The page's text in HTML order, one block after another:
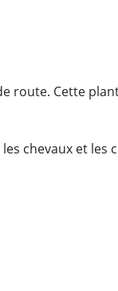
route. Cette
chevaux et les